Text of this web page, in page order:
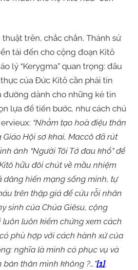
trên, chắc chắn, Thánh sử
tải đến cho cộng đoạn Kitô
lý “Kerygma” quan trọng: đâu
của Đức Kitô cần phải tin
đường dành cho những kẻ tin
lựa để tiến bước, như cách chú
“Nhằm tạo hoà điệu thân
Hội sơ khai, Maccô đã rút
ảnh “Người Tôi Tớ đau khổ” để
hữu đôi chút về mầu nhiệm
dâng hiến mạng sống mình, tự
trên thập giá để cứu rỗi nhân
sinh của Chúa Giêsu, cộng
luôn kiểm chứng xem cách
phù hợp với cách hành xử của
nghĩa là mình có phục vụ và
thân mình không ?…”[1].